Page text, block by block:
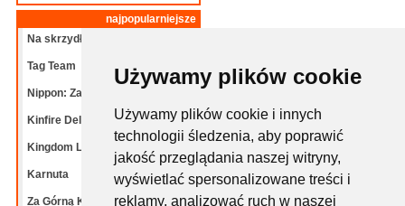
Używamy plików cookie
Używamy plików cookie i innych
technologii śledzenia, aby poprawić
jakość przeglądania naszej witryny,
wyświetlać spersonalizowane treści i
reklamy, analizować ruch w naszej
najpopularniejsze
Na skrzydłach: Ptaki
Tag Team
Nippon: Zaibatsu
Kinfire Delve: Grota
Kingdom Legacy: Dalekie
Karnuta
Za Górną Knieję!